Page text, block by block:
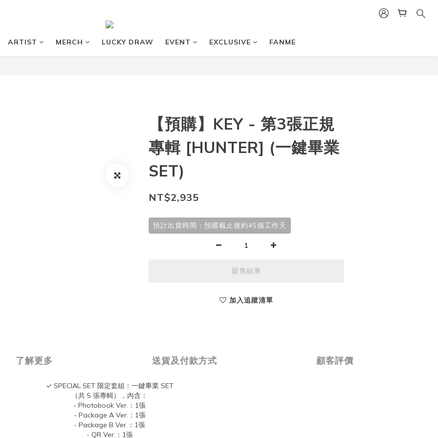
ARTIST MERCH LUCKY DRAW EVENT EXCLUSIVE FANME
【預購】KEY - 第3張正規
專輯 [HUNTER] (一鍵畢業
SET)
NT$2,935
預計出貨時間：預購截止後約45個工作天
販售結束
加入追蹤清單
了解更多 送貨及付款方式 顧客評價
✓ SPECIAL SET 限定套組：一鍵畢業 SET
（共 5 張專輯），內含：
- Photobook Ver.：1張
- Package A Ver.：1張
- Package B Ver.：1張
- QR Ver.：1張